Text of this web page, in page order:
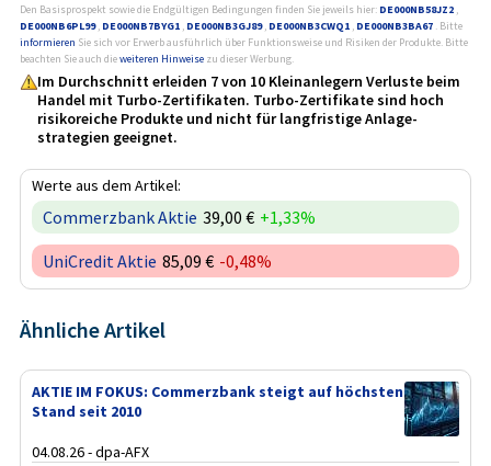
Den Basisprospekt sowie die Endgültigen Bedingungen finden Sie jeweils hier: DE000NB58JZ2 ,
DE000NB6PL99, DE000NB7BYG1 , DE000NB3GJ89, DE000NB3CWQ1 , DE000NB3BA67 . Bitte
informieren Sie sich vor Erwerb ausführlich über Funktionsweise und Risiken der Produkte. Bitte
beachten Sie auch dieweiteren Hinweise zu dieser Werbung.
Im Durchschnitt erleiden 7 von 10 Kleinanlegern Verluste beim
Handel mit Turbo-Zertifikaten. Turbo-Zertifikate sind hoch
risikoreiche Produkte und nicht für langfristige Anlage­
strategien geeignet.
Werte aus dem Artikel:
Commerzbank Aktie 39,00 € +1,33%
UniCredit Aktie 85,09 € -0,48%
Ähnliche Artikel
AKTIE IM FOKUS: Commerzbank steigt auf höchsten
Stand seit 2010
04.08.26 - dpa-AFX